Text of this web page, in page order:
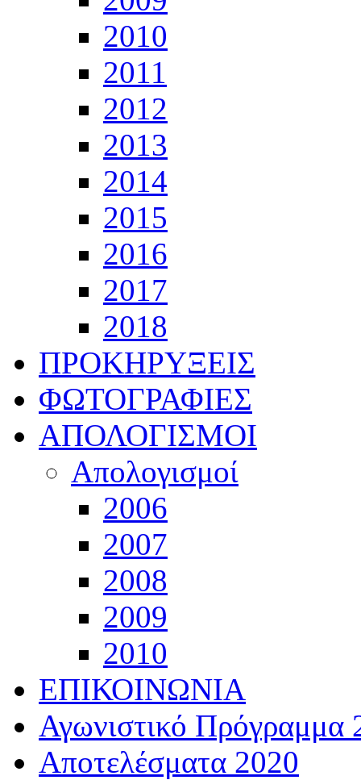
2010
2011
2012
2013
2014
2015
2016
2017
2018
ΠΡΟΚΗΡΥΞΕΙΣ
ΦΩΤΟΓΡΑΦΙΕΣ
ΑΠΟΛΟΓΙΣΜΟΙ
Απολογισμοί
2006
2007
2008
2009
2010
ΕΠΙΚΟΙΝΩΝΙΑ
Αγωνιστικό Πρόγραμμα
Αποτελέσματα 2020